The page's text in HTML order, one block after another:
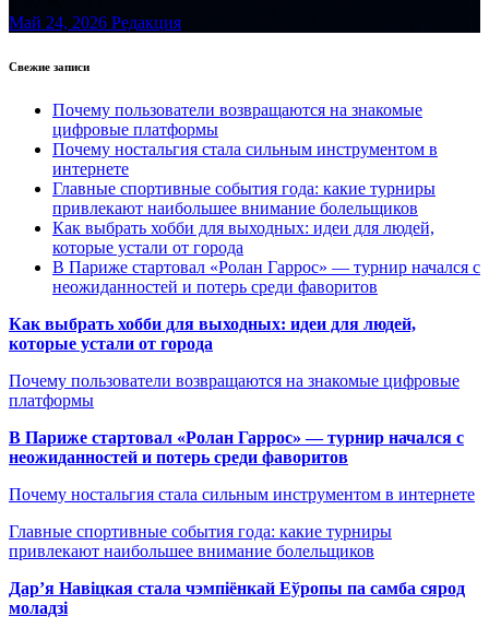
Май 24, 2026 Редакция
Свежие записи
Почему пользователи возвращаются на знакомые
цифровые платформы
Почему ностальгия стала сильным инструментом в
интернете
Главные спортивные события года: какие турниры
привлекают наибольшее внимание болельщиков
Как выбрать хобби для выходных: идеи для людей,
которые устали от города
В Париже стартовал «Ролан Гаррос» — турнир начался с
неожиданностей и потерь среди фаворитов
Как выбрать хобби для выходных: идеи для людей,
которые устали от города
Почему пользователи возвращаются на знакомые цифровые
платформы
В Париже стартовал «Ролан Гаррос» — турнир начался с
неожиданностей и потерь среди фаворитов
Почему ностальгия стала сильным инструментом в интернете
Главные спортивные события года: какие турниры
привлекают наибольшее внимание болельщиков
Дар’я Навіцкая стала чэмпіёнкай Еўропы па самба сярод
моладзі